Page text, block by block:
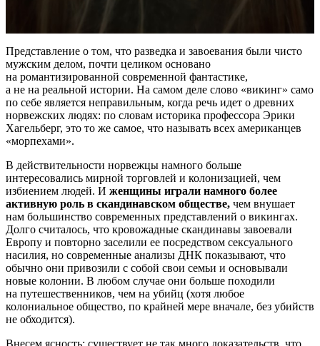
Представление о том, что разведка и завоевания были чисто
мужским делом, почти целиком основано
на романтизированной современной фантастике,
а не на реальной истории. На самом деле слово «викинг» само
по себе является неправильным, когда речь идет о древних
норвежских людях: по словам историка профессора Эрики
Хагельберг, это то же самое, что называть всех американцев
«морпехами».
В действительности норвежцы намного больше
интересовались мирной торговлей и колонизацией, чем
избиением людей. И женщины играли намного более
активную роль в скандинавском обществе, чем внушает
нам большинство современных представлений о викингах.
Долго считалось, что кровожадные скандинавы завоевали
Европу и повторно заселили ее посредством сексуального
насилия, но современные анализы ДНК показывают, что
обычно они привозили с собой свои семьи и основывали
новые колонии. В любом случае они больше походили
на путешественников, чем на убийц (хотя любое
колониальное общество, по крайней мере вначале, без убийств
не обходится).
Внесем ясность: существует не так много доказательств, что